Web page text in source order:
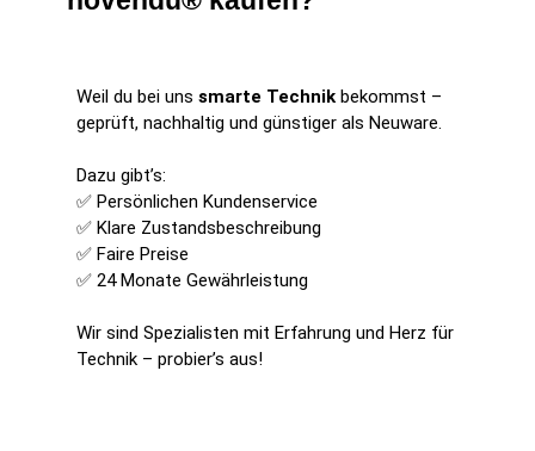
Weil du bei uns smarte Technikbekommst –
geprüft, nachhaltig und günstiger als Neuware.
Dazu gibt’s:
✅ Persönlichen Kundenservice
✅ Klare Zustandsbeschreibung
✅ Faire Preise
✅ 24 Monate Gewährleistung
Wir sind Spezialisten mit Erfahrung und Herz für
Technik – probier’s aus!